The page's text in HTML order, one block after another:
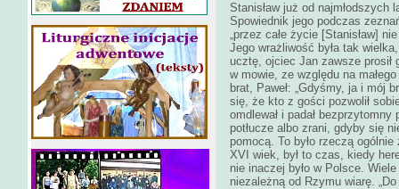
Stanisław już od najmłodszych
Spowiednik jego podczas
„przez całe życie [Stanisław]
Jego wrażliwość była tak
ucztę, ojciec Jan zawsze prosił
w mowie, ze względu na
brat, Paweł: „Gdyśmy, ja i mój
się, że kto z gości pozwolił
omdlewał i padał
potłucze albo zrani, gdyby się
pomocą. To było rzeczą
XVI wiek, był to czas, kiedy
nie inaczej było w Polsce.
niezależną od Rzymu wiarę.